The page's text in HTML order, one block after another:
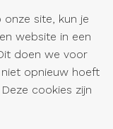
onze site, kun je
website in een
doen we voor
opnieuw hoeft
cookies zijn